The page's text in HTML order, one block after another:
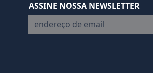
ASSINE NOSSA NEWSLETTER
endereço de email